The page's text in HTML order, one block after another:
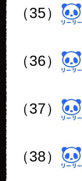
（35）
（36）
（37）
（38）